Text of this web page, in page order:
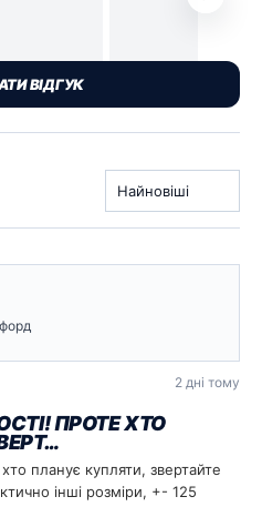
ВІДГУК
2 дні тому
ПРОТЕ ХТО
планує купляти, звертайте
інші розміри, +- 125